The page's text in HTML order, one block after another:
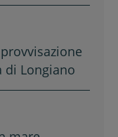
di Longiano